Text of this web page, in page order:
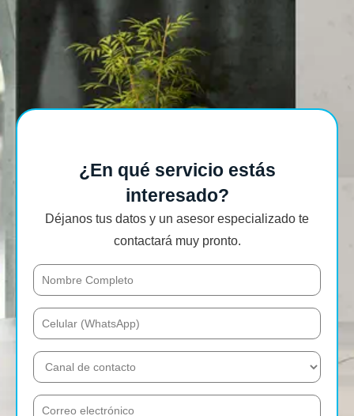
¿En qué servicio estás
interesado?
Déjanos tus datos y un asesor especializado te
contactará muy pronto.